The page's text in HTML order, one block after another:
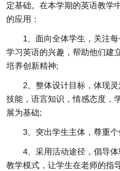
定基础。在本学期的英语教学
的应用：
1、面向全体学生，关注
学习英语的兴趣，帮助他们建
培养创新精神;
2、整体设计目标，体现
技能，语言知识，情感态度，
展为基础;
3、突出学生主体，尊重
4、采用活动途径，倡导
教学模式，让学生在老师的指